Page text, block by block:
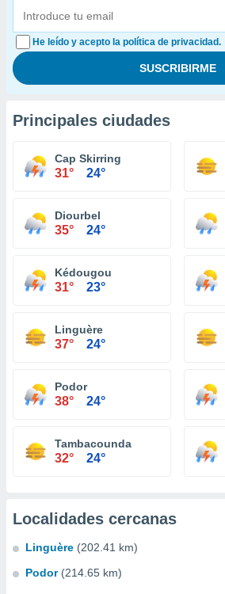
He leído y acepto la política de privacidad.
Principales ciudades
Cap Skirring
31° 24°
Diourbel
35° 24°
Kédougou
31° 23°
Linguère
37° 24°
Podor
38° 24°
Tambacounda
32° 24°
Localidades cercanas
Linguère (202.41 km)
Podor (214.65 km)